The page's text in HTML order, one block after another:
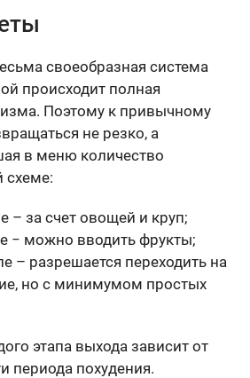
своеобразная система
происходит полная
Поэтому к привычному
не резко, а
в меню количество
схеме:
– за счет овощей и круп;
− можно вводить фрукты;
– разрешается переходить на
но с минимумом простых
этапа выхода зависит от
периода похудения.